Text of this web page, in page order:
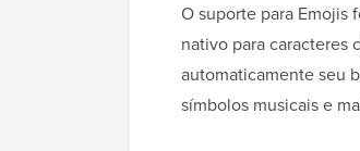
O suporte para Emojis
nativo para caracteres
automaticamente seu
símbolos musicais e